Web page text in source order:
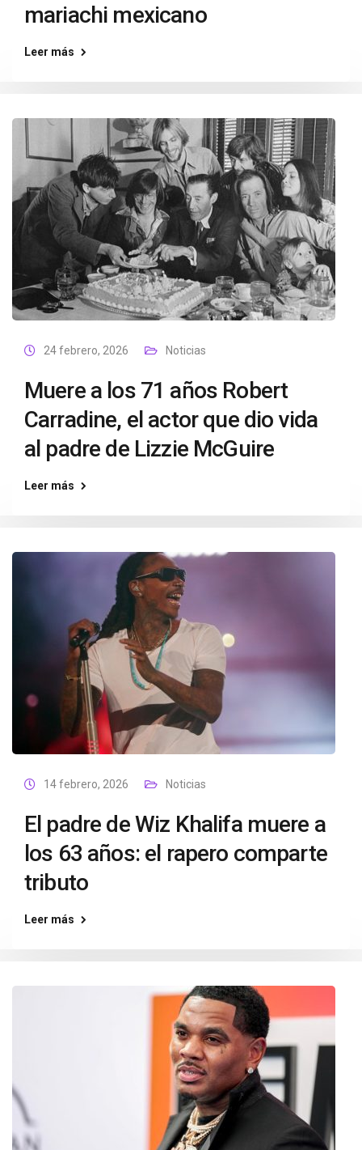
mariachi mexicano
Leer más
24 febrero, 2026 Noticias
Muere a los 71 años Robert
Carradine, el actor que dio vida
al padre de Lizzie McGuire
Leer más
14 febrero, 2026 Noticias
El padre de Wiz Khalifa muere a
los 63 años: el rapero comparte
tributo
Leer más